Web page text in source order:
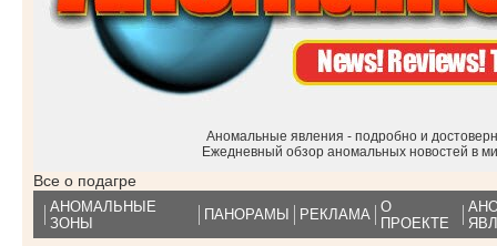
Аномальные явления - подробно и
Ежедневный обзор аномальных новостей в
Все о подагре
АНОМАЛЬНЫЕ
ЗОНЫ
ПАНОРАМЫ РЕКЛАМА О
ПРОЕКТЕ